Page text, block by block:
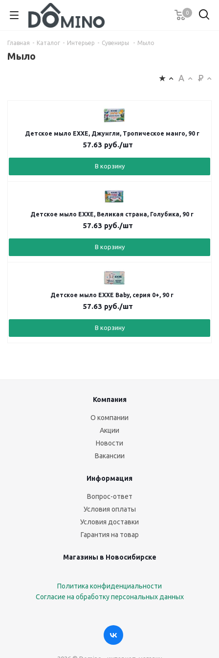
0
Главная - Каталог - Интерьер - Сувениры - Мыло
Мыло
Детское мыло EXXE, Джунгли, Тропическое манго, 90 г
57.63 руб./шт
В корзину
Детское мыло EXXE, Великая страна, Голубика, 90 г
57.63 руб./шт
В корзину
Детское мыло EXXE Baby, серия 0+, 90 г
57.63 руб./шт
В корзину
Компания
О компании
Акции
Новости
Вакансии
Информация
Вопрос-ответ
Условия оплаты
Условия доставки
Гарантия на товар
Магазины в Новосибирске
Политика конфиденциальности
Согласие на обработку персональных данных